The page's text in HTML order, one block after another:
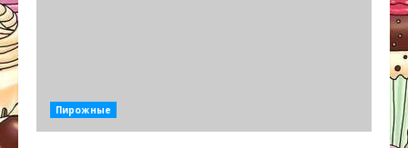
Пирожные